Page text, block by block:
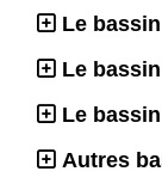
Le
Le
Le
Autres